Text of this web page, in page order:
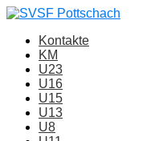
Kontakte
KM
U23
U16
U15
U13
U8